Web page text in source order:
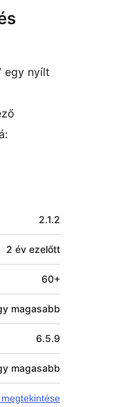
egy nyílt
2.1.2
2 év ezelőtt
60+
magasabb
6.5.9
magasabb